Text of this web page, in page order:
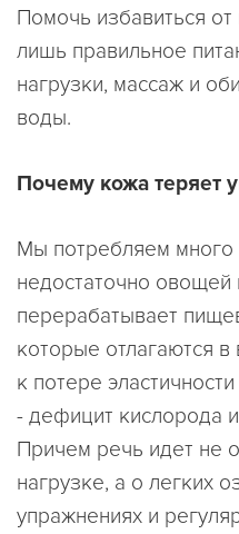
Помочь избавиться
лишь правильное
нагрузки, массаж и
воды.
Почему кожа теряет
Мы потребляем много
недостаточно
перерабатывает
которые отлагаются
к потере
- дефицит кислорода
Причем речь идет не
нагрузке, а о легких
упражнениях и